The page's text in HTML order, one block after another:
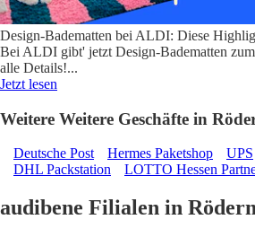
Design-Badematten bei ALDI: Diese
Bei ALDI gibt' jetzt Design-Badematten
alle Details!...
Jetzt lesen
Weitere Weitere Geschäfte in
Deutsche Post Hermes Paketshop UPS
DHL Packstation
LOTTO Hessen
audibene Filialen in